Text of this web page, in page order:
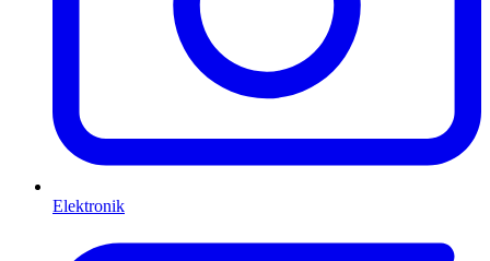
Elektronik